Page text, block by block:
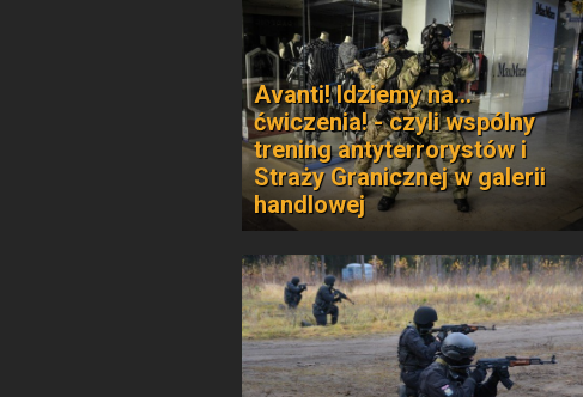
Avanti! Idziemy na...
ćwiczenia! - czyli wspólny
trening antyterrorystów i
Straży Granicznej w galerii
handlowej